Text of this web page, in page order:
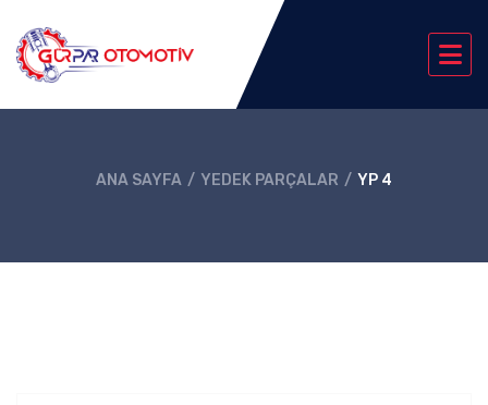
ANA SAYFA YEDEK PARÇALAR YP 4